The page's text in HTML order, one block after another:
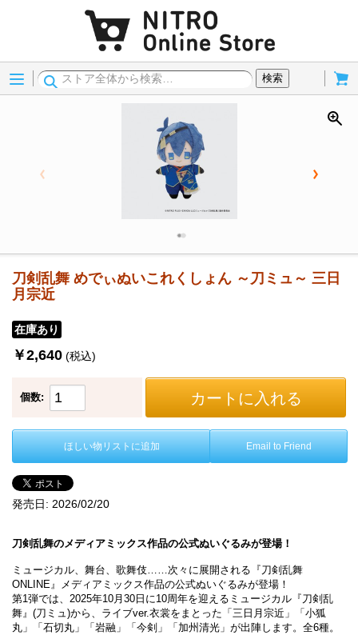
Menu
検索
刀剣乱舞 めでぃぬいこれくしょん ～刀ミュ～ 三日
月宗近
在庫あり
￥2,640 (税込)
個数: カートに入れる
ほしい物リストに追加 Email to Friend
発売日: 2026/02/20
刀剣乱舞のメディアミックス作品の公式ぬいぐるみが登場！
ミュージカル、舞台、歌舞伎……次々に展開される『刀剣乱舞
ONLINE』メディアミックス作品の公式ぬいぐるみが登場！
第1弾では、2025年10月30日に10周年を迎えるミュージカル『刀剣乱
舞』(刀ミュ)から、ライブver.衣裳をまとった「三日月宗近」「小狐
丸」「石切丸」「岩融」「今剣」「加州清光」が出陣します。全6種。